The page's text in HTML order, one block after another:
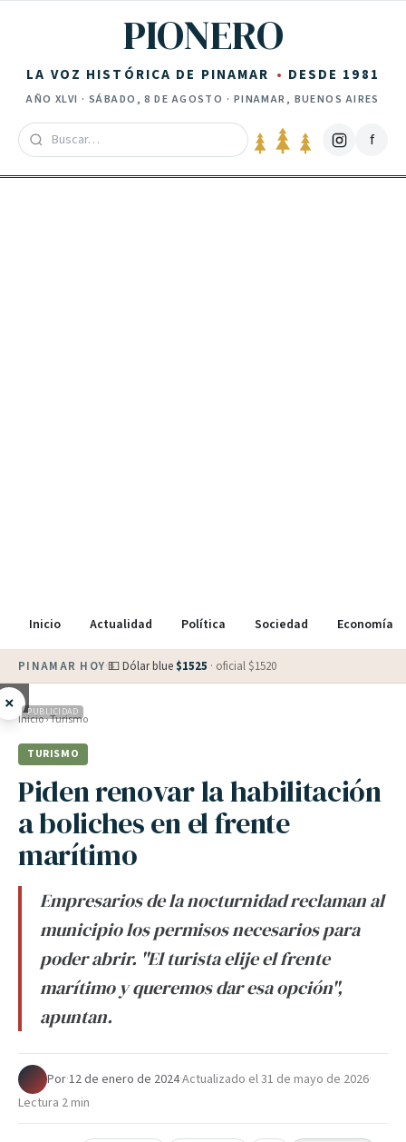
PIONERO
LA VOZ HISTÓRICA DE PINAMAR DESDE 1981
AÑO XLVI · SÁBADO, 8 DE AGOSTO · PINAMAR, BUENOS AIRES
f
Inicio Actualidad Política Sociedad Economía
PINAMAR HOY·💵 Dólar blue $1525 · oficial $1520
× PUBLICIDAD
Inicio›Turismo
TURISMO
Piden renovar la habilitación
a boliches en el frente
marítimo
Empresarios de la nocturnidad reclaman al
municipio los permisos necesarios para
poder abrir. "El turista elije el frente
marítimo y queremos dar esa opción",
apuntan.
Por·12 de enero de 2024·Actualizado el31 de mayo de 2026·
Lectura 2 min